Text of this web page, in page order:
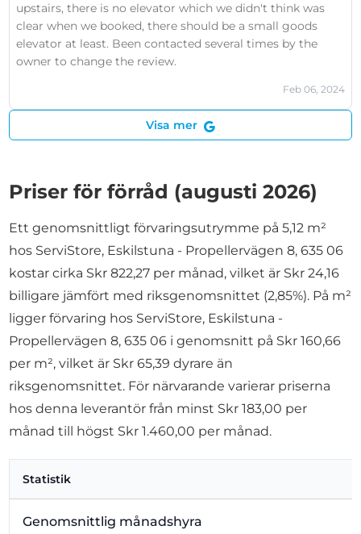
upstairs, there is no elevator which we didn't think was
clear when we booked, there should be a small goods
elevator at least. Been contacted several times by the
owner to change the review.
Feb 06, 2024
Visa mer
Priser för förråd (augusti 2026)
Ett genomsnittligt förvaringsutrymme på 5,12 m²
hos ServiStore, Eskilstuna - Propellervägen 8, 635 06
kostar cirka Skr 822,27 per månad, vilket är Skr 24,16
billigare jämfört med riksgenomsnittet (2,85%). På m²
ligger förvaring hos ServiStore, Eskilstuna -
Propellervägen 8, 635 06 i genomsnitt på Skr 160,66
per m², vilket är Skr 65,39 dyrare än
riksgenomsnittet. För närvarande varierar priserna
hos denna leverantör från minst Skr 183,00 per
månad till högst Skr 1.460,00 per månad.
Statistik
Genomsnittlig månadshyra